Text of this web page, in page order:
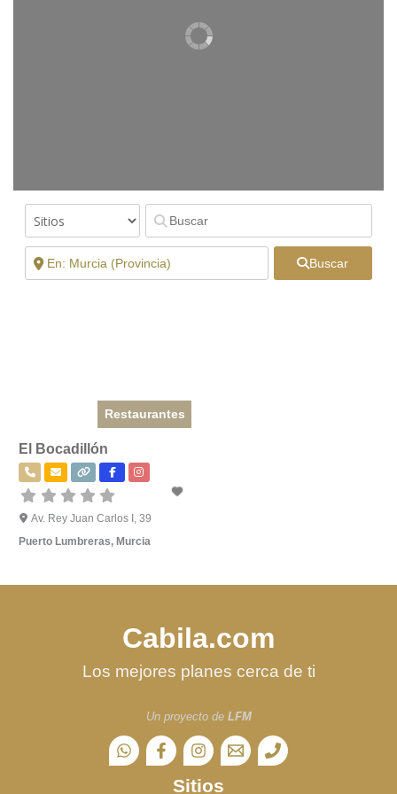
Buscar
Restaurantes
El Bocadillón
Av. Rey Juan Carlos I, 39
Puerto Lumbreras, Murcia
Cabila.com
Los mejores planes cerca de ti
Un proyecto de LFM
Sitios